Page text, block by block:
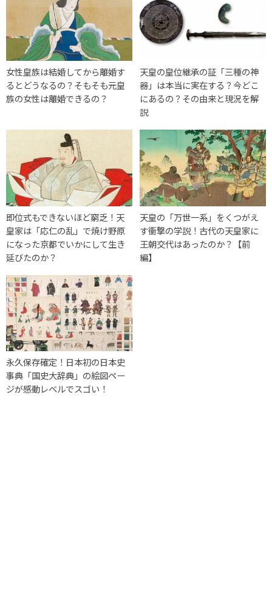
女性皇族は結婚してから離婚す
るとどうなるの？そもそも元皇
族の女性は離婚できるの？
天皇の皇位継承の証「三種の神
器」は本当に実在する？今どこ
にあるの？その由来と現況を解
説
即位式もできないほど窮乏！天
皇家は「応仁の乱」で焼け野原
になった京都でいかにして生き
延びたのか？
天皇の「万世一系」をくつがえ
す衝撃の学説！古代の天皇家に
王朝交代はあったのか？【前
編】
永久保存確定！日本初の日本史
事典「国史大辞典」の絵図ペー
ジが感動レベルでスゴい！